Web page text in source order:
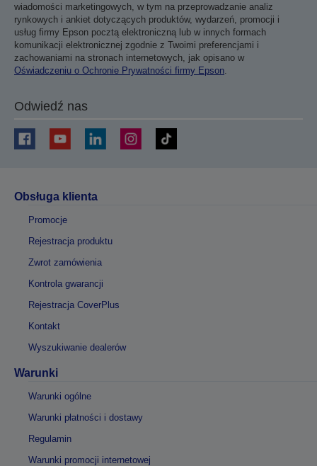
wiadomości marketingowych, w tym na przeprowadzanie analiz
rynkowych i ankiet dotyczących produktów, wydarzeń, promocji i
usług firmy Epson pocztą elektroniczną lub w innych formach
komunikacji elektronicznej zgodnie z Twoimi preferencjami i
zachowaniami na stronach internetowych, jak opisano w
Oświadczeniu o Ochronie Prywatności firmy Epson
Odwiedź nas
Obsługa klienta
Promocje
Rejestracja produktu
Zwrot zamówienia
Kontrola gwarancji
Rejestracja CoverPlus
Kontakt
Wyszukiwanie dealerów
Warunki
Warunki ogólne
Warunki płatności i dostawy
Regulamin
Warunki promocji internetowej